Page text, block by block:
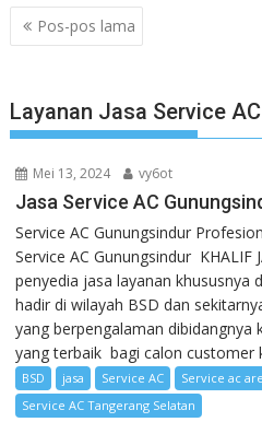
Navigasi
pos
Pos-pos lama
Layanan Jasa Service AC
Mei 13, 2024 vy6ot
Jasa Service AC
Service AC Gunungsindur
Service AC Gunungsindur KHALIF
penyedia jasa layanan khususnya
hadir di wilayah BSD dan
yang berpengalaman dibidangnya
yang terbaik bagi calon customer
BSD jasa Service AC
Service ac
Service AC Tangerang Selatan